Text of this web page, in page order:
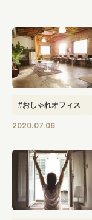
#おしゃれオフィス
#こだわりオフィス
2020.07.06